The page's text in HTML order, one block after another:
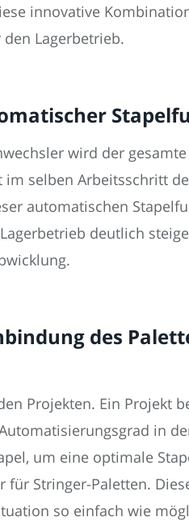
innovative
Lagerbetrieb.
wird der gesamte
selben Arbeitsschritt
automatischen
deutlich
des
Projekten. Ein Projekt
in
um eine optimale
Stringer-Paletten.
so einfach wie